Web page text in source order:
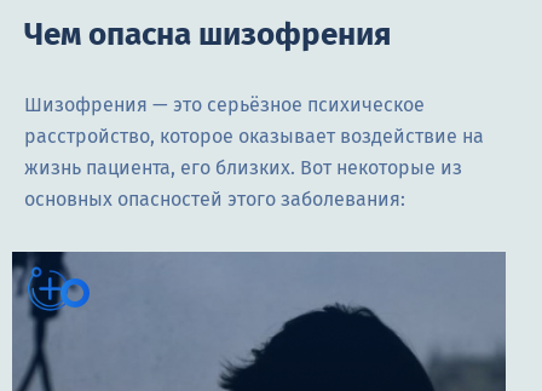
Чем опасна шизофрения
Шизофрения — это серьёзное психическое
расстройство, которое оказывает воздействие на
жизнь пациента, его близких. Вот некоторые из
основных опасностей этого заболевания: